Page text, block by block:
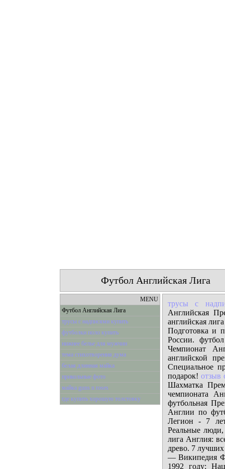
Футбол Английская Лига
MENU
Футбол Английская Лига
трусы с надписями купить
футболки поло купить
нижнее белье для мужчин
тема стихотворения дума
белая длинная майка
прикольные фото
майка guns n roses
где купить хорошую толстовку
трусы с
Английская
английская
Подготовка и
России.
Чемпионат
английской
Специальное
подарок!отзыв
Шахматка
чемпионата
футбольная
Англии по
Легион - 7
Реальные
лига Англия:
древо. 7
— Википедия
1992 году;